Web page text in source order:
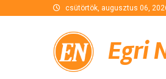
csütörtök, augusztus 06,
Egri